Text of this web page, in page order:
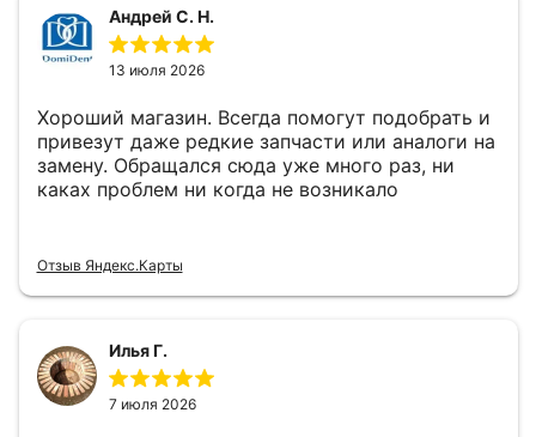
Андрей С. Н.
13 июля 2026
Хороший магазин. Всегда помогут подобрать и
привезут даже редкие запчасти или аналоги на
замену. Обращался сюда уже много раз, ни
каках проблем ни когда не возникало
Отзыв Яндекс.Карты
Илья Г.
7 июля 2026